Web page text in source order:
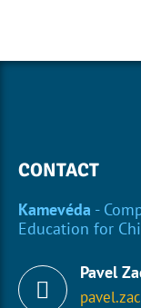
CONTACT
Kamevéda -
Education for
Pavel